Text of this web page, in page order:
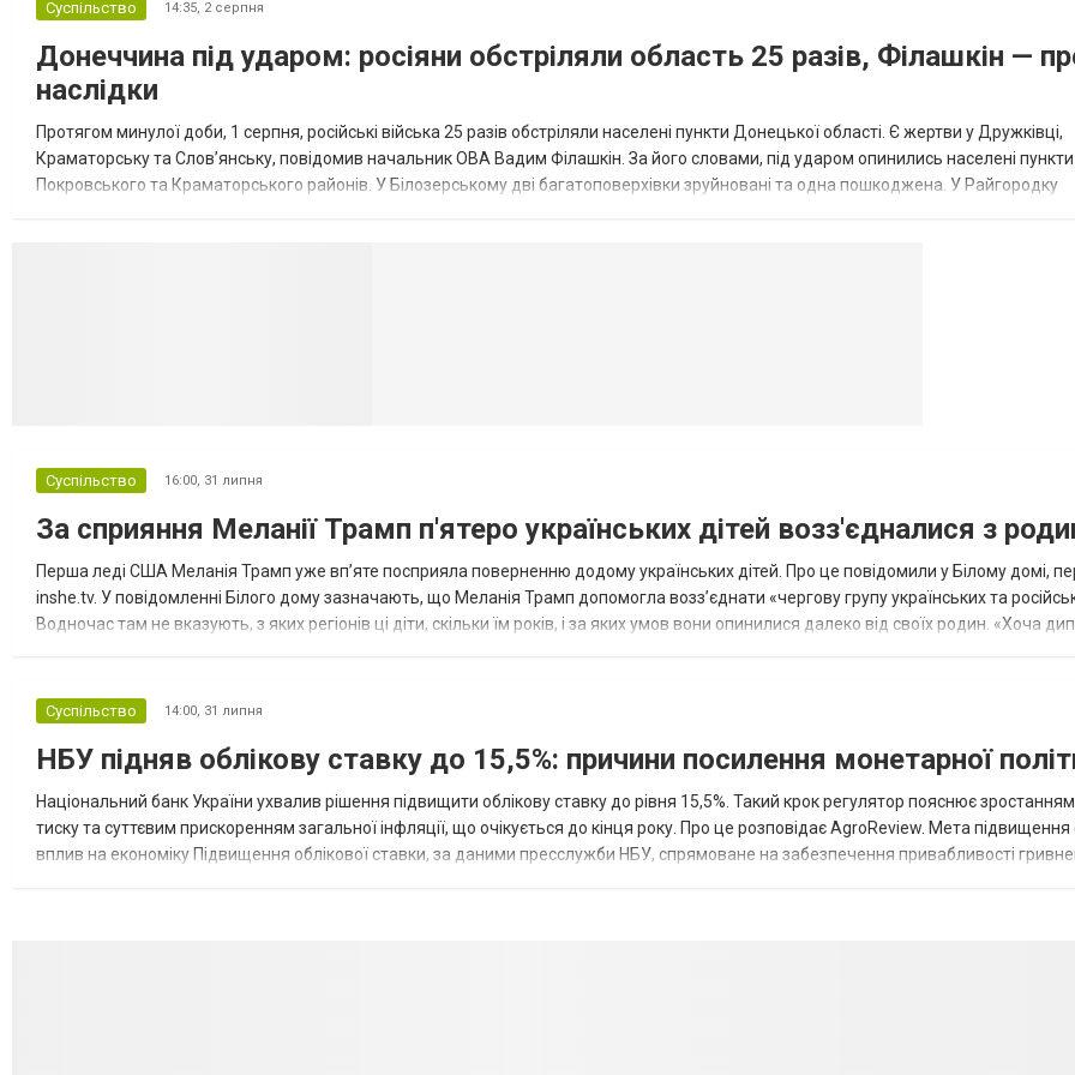
Суспільство 14:35, 2 серпня
Донеччина під ударом: росіяни обстріляли область 25 разів, Філашкін —
наслідки
Протягом минулої доби, 1 серпня, російські війська 25 разів обстріляли населені пункти Донецької області. Є жертви у Дружківці,
Краматорську та Слов’янську, повідомив начальник ОВА Вадим Філашкін. За його словами, під ударом опинились населені пункти
Покровського та Краматорського районів. У Білозерському дві багатоповерхівки зруйновані та одна пошкоджена. У Райгородку
Суспільство 16:00, 31 липня
За сприяння Меланії Трамп п'ятеро українських дітей возз'єдналися з
Перша леді США Меланія Трамп уже впʼяте посприяла поверненню додому українських дітей. Про це повідомили у Білому домі,
inshe.tv. У повідомленні Білого дому зазначають, що Меланія Трамп допомогла возз’єднати «чергову групу українських та
Водночас там не вказують, з яких регіонів ці діти, скільки їм років, і за яких умов вони опинилися далеко від своїх родин. «Хоча
Суспільство 14:00, 31 липня
НБУ підняв облікову ставку до 15,5%: причини посилення монетарної
Національний банк України ухвалив рішення підвищити облікову ставку до рівня 15,5%. Такий крок регулятор пояснює
тиску та суттєвим прискоренням загальної інфляції, що очікується до кінця року. Про це розповідає AgroReview. Мета підвищення
вплив на економіку Підвищення облікової ставки, за даними пресслужби НБУ, спрямоване на забезпечення привабливості